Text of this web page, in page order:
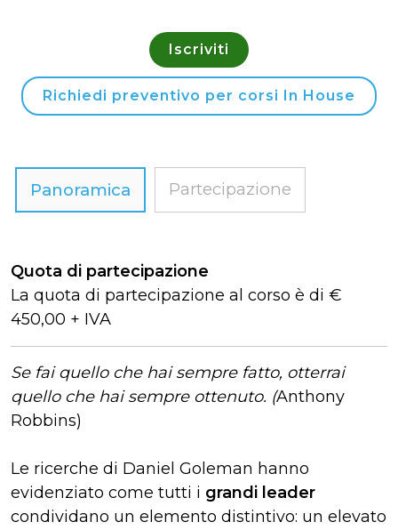
Iscriviti
Richiedi preventivo per corsi In House
Panoramica Partecipazione
Quota di partecipazione
La quota di partecipazione al corso è di €
450,00 + IVA
Se fai quello che hai sempre fatto, otterrai
quello che hai sempre ottenuto. (Anthony
Robbins)
Le ricerche di Daniel Goleman hanno
evidenziato come tutti i grandi leader
condividano un elemento distintivo: un elevato